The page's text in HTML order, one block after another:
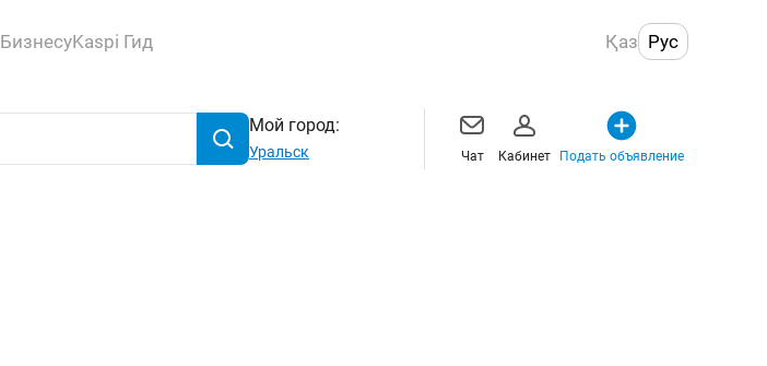
БизнесуKaspi Гид Қаз Рус
Мой город:
Уральск Чат Кабинет Подать объявление